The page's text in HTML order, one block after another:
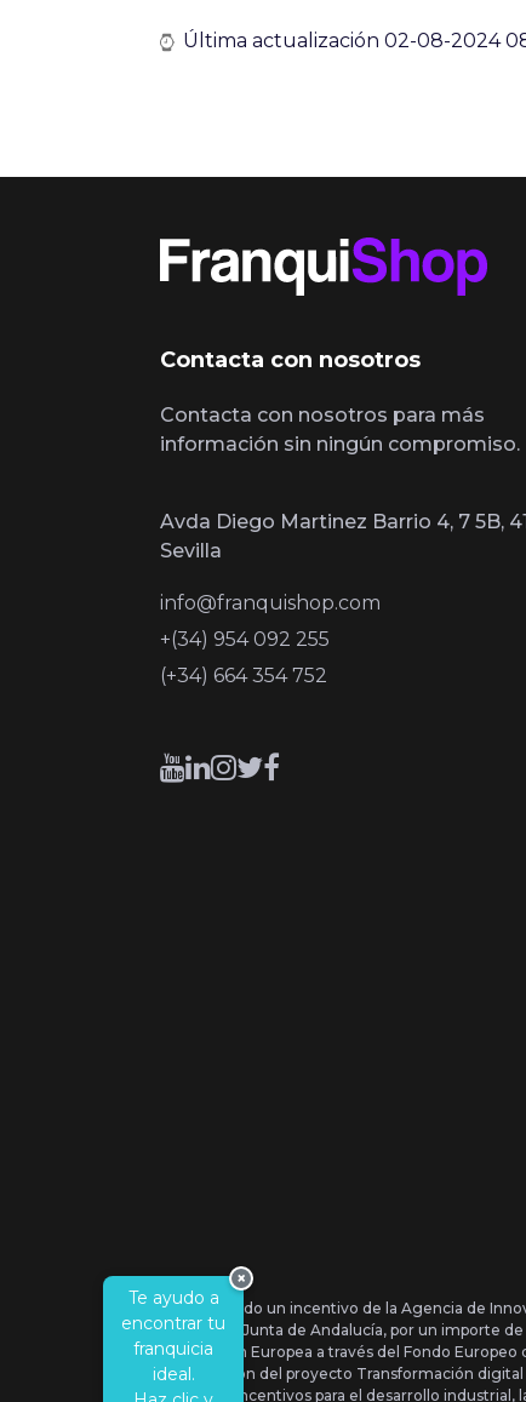
Última actualización 02-08-2024
Contacta con nosotros
Contacta con nosotros para más
información sin ningún compromiso.
Avda Diego Martinez Barrio 4, 7 5B,
Sevilla
info@franquishop.com
+(34) 954 092 255
(+34) 664 354 752
Se ha recibido un incentivo de la Agencia de
IDEA, de la Junta de Andalucía, por un importe
por la Unión Europea a través del Fondo Europeo
la realización del proyecto Transformación
Orden de Incentivos para el desarrollo industrial,
Te ayudo a
encontrar tu
franquicia
ideal.
×